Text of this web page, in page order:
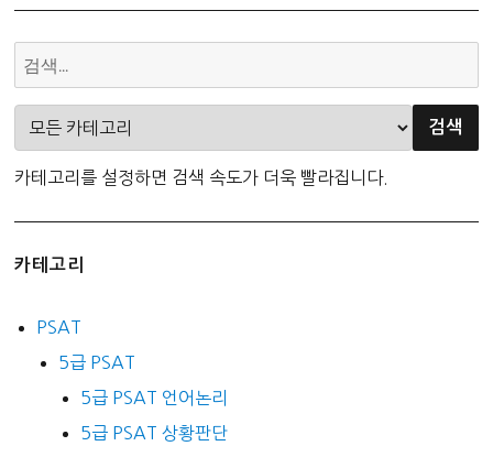
카테고리를 설정하면 검색 속도가 더욱 빨라집니다.
카테고리
PSAT
5급 PSAT
5급 PSAT 언어논리
5급 PSAT 상황판단